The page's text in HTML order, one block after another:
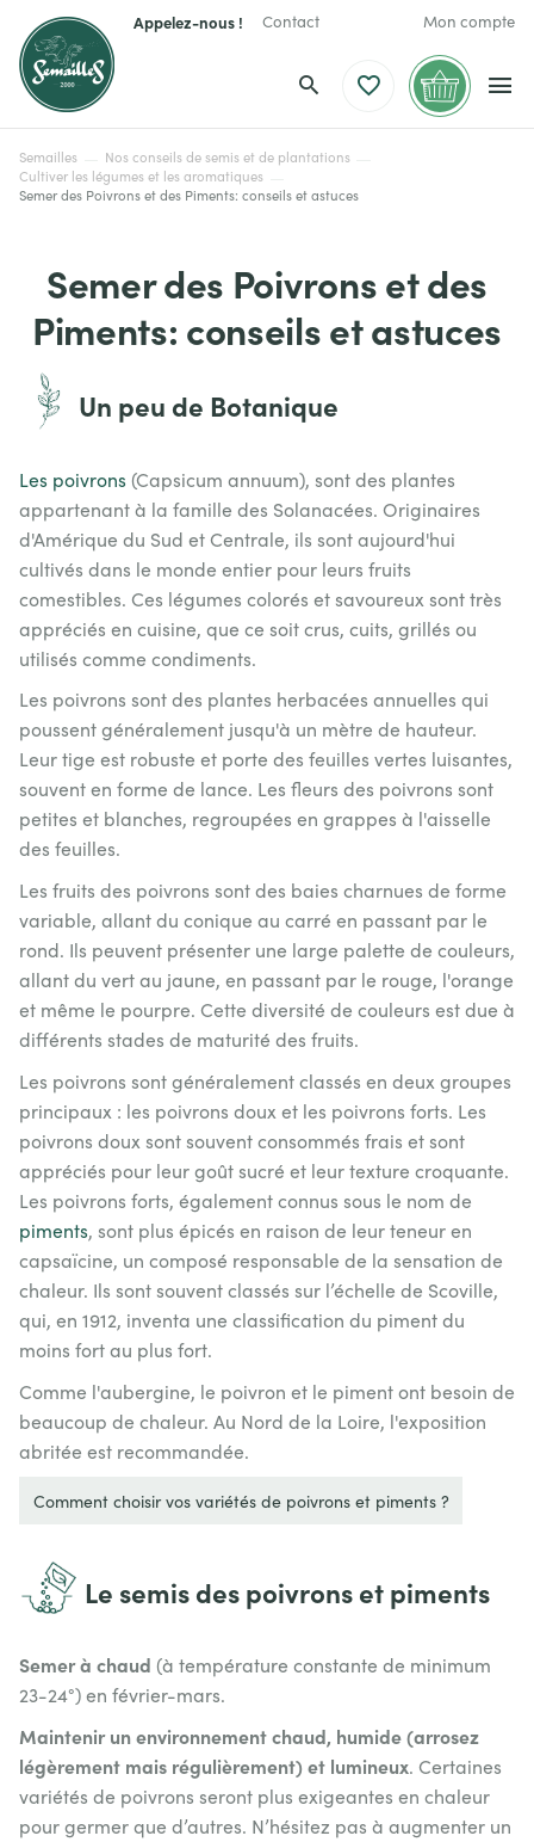
Appelez-nous ! Contact Mon compte
Semailles
Nos conseils de semis et de plantations
Cultiver les légumes et les aromatiques
Semer des Poivrons et des Piments: conseils et astuces
Semer des Poivrons et des
Piments: conseils et astuces
Un peu de Botanique
Les poivrons(Capsicum annuum), sont des plantes
appartenant à la famille des Solanacées. Originaires
d'Amérique du Sud et Centrale, ils sont aujourd'hui
cultivés dans le monde entier pour leurs fruits
comestibles. Ces légumes colorés et savoureux sont très
appréciés en cuisine, que ce soit crus, cuits, grillés ou
utilisés comme condiments.
Les poivrons sont des plantes herbacées annuelles qui
poussent généralement jusqu'à un mètre de hauteur.
Leur tige est robuste et porte des feuilles vertes luisantes,
souvent en forme de lance. Les fleurs des poivrons sont
petites et blanches, regroupées en grappes à l'aisselle
des feuilles.
Les fruits des poivrons sont des baies charnues de forme
variable, allant du conique au carré en passant par le
rond. Ils peuvent présenter une large palette de couleurs,
allant du vert au jaune, en passant par le rouge, l'orange
et même le pourpre. Cette diversité de couleurs est due à
différents stades de maturité des fruits.
Les poivrons sont généralement classés en deux groupes
principaux : les poivrons doux et les poivrons forts. Les
poivrons doux sont souvent consommés frais et sont
appréciés pour leur goût sucré et leur texture croquante.
Les poivrons forts, également connus sous le nom de
piments, sont plus épicés en raison de leur teneur en
capsaïcine, un composé responsable de la sensation de
chaleur. Ils sont souvent classés sur l’échelle de Scoville,
qui, en 1912, inventa une classification du piment du
moins fort au plus fort.
Comme l'aubergine, le poivron et le piment ont besoin de
beaucoup de chaleur. Au Nord de la Loire, l'exposition
abritée est recommandée.
Comment choisir vos variétés de poivrons et piments ?
Le semis des poivrons et piments
Semer à chaud (à température constante de minimum
23-24°) en février-mars.
Maintenir un environnement chaud, humide (arrosez
légèrement mais régulièrement) et lumineux. Certaines
variétés de poivrons seront plus exigeantes en chaleur
pour germer que d’autres. N’hésitez pas à augmenter un